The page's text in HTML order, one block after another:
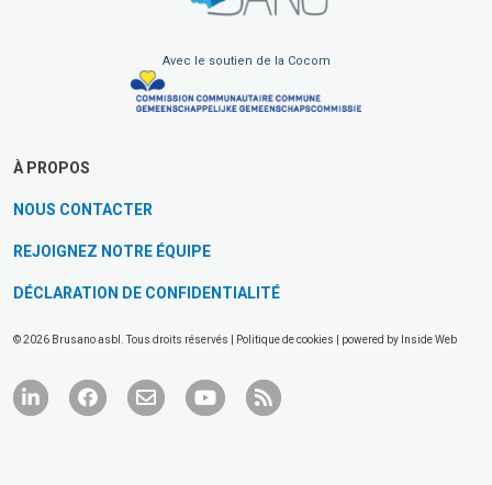
Avec le soutien de la Cocom
À PROPOS
NOUS CONTACTER
REJOIGNEZ NOTRE ÉQUIPE
DÉCLARATION DE CONFIDENTIALITÉ
© 2026 Brusano asbl. Tous droits réservés | Politique de cookies | powered by Inside Web